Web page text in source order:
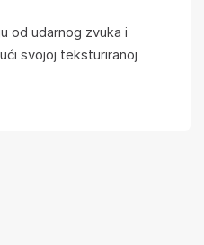
od udarnog zvuka i
svojoj teksturiranoj